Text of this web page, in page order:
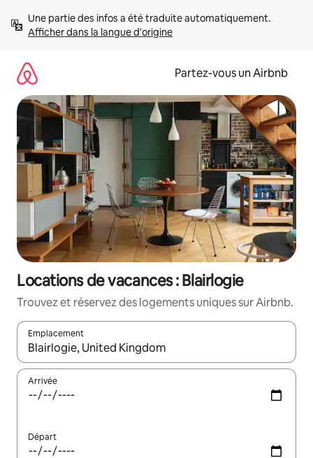
directement
Afficher dans la langue d'origine
Partez-vous un Airbnb
Locations de vacances : Blairlogie
Trouvez et réservez des logements uniques sur Airbnb.
Emplacement
Quand les résultats sont affichés, parcourez-les en utilisant
Arrivée
Départ